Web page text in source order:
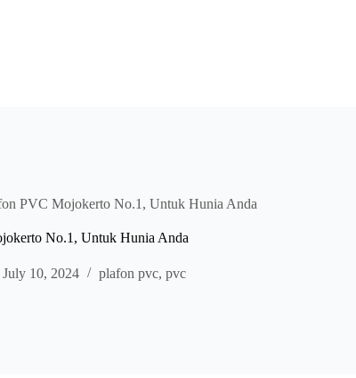
PVC Mojokerto No.1, Untuk Hunia Anda
No.1, Untuk Hunia Anda
July 10, 2024 plafon pvc, pvc